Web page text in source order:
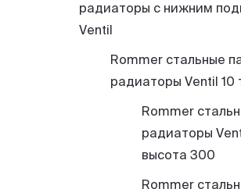
радиаторы с нижним
Ventil
Rommer стальные
радиаторы Ventil 10
Rommer
радиаторы
высота 300
Rommer